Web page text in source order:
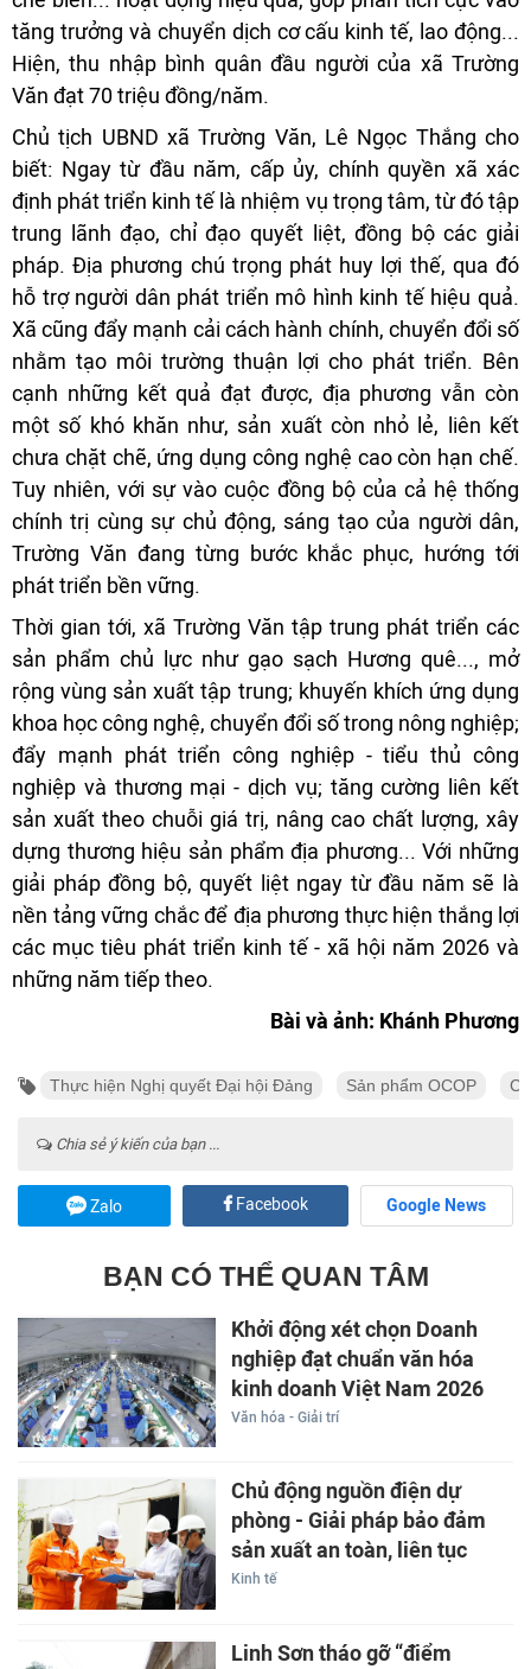
tăng trưởng và chuyển dịch cơ cấu kinh tế, lao động...
Hiện, thu nhập bình quân đầu người của xã Trường
Văn đạt 70 triệu đồng/năm.
Chủ tịch UBND xã Trường Văn, Lê Ngọc Thắng cho
biết: Ngay từ đầu năm, cấp ủy, chính quyền xã xác
định phát triển kinh tế là nhiệm vụ trọng tâm, từ đó tập
trung lãnh đạo, chỉ đạo quyết liệt, đồng bộ các giải
pháp. Địa phương chú trọng phát huy lợi thế, qua đó
hỗ trợ người dân phát triển mô hình kinh tế hiệu quả.
Xã cũng đẩy mạnh cải cách hành chính, chuyển đổi số
nhằm tạo môi trường thuận lợi cho phát triển. Bên
cạnh những kết quả đạt được, địa phương vẫn còn
một số khó khăn như, sản xuất còn nhỏ lẻ, liên kết
chưa chặt chẽ, ứng dụng công nghệ cao còn hạn chế.
Tuy nhiên, với sự vào cuộc đồng bộ của cả hệ thống
chính trị cùng sự chủ động, sáng tạo của người dân,
Trường Văn đang từng bước khắc phục, hướng tới
phát triển bền vững.
Thời gian tới, xã Trường Văn tập trung phát triển các
sản phẩm chủ lực như gạo sạch Hương quê..., mở
rộng vùng sản xuất tập trung; khuyến khích ứng dụng
khoa học công nghệ, chuyển đổi số trong nông nghiệp;
đẩy mạnh phát triển công nghiệp - tiểu thủ công
nghiệp và thương mại - dịch vụ; tăng cường liên kết
sản xuất theo chuỗi giá trị, nâng cao chất lượng, xây
dựng thương hiệu sản phẩm địa phương... Với những
giải pháp đồng bộ, quyết liệt ngay từ đầu năm sẽ là
nền tảng vững chắc để địa phương thực hiện thắng lợi
các mục tiêu phát triển kinh tế - xã hội năm 2026 và
những năm tiếp theo.
Bài và ảnh: Khánh Phương
Thực hiện Nghị quyết Đại hội Đảng Sản phẩm OCOP
Chia sẻ ý kiến của bạn ...
Zalo Facebook Google News
BẠN CÓ THỂ QUAN TÂM
Khởi động xét chọn Doanh
nghiệp đạt chuẩn văn hóa
kinh doanh Việt Nam 2026
Văn hóa - Giải trí
Chủ động nguồn điện dự
phòng - Giải pháp bảo đảm
sản xuất an toàn, liên tục
Kinh tế
Linh Sơn tháo gỡ “điểm